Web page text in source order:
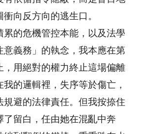
向反方向的逃生口。
累的危機管控本能，以及法學
意義務」的執念，我本應在第
，用絕對的權力終止這場偏離
的邏輯裡，失序等於傷亡，
規避的法律責任。但我按捺住
了留白，任由她在混亂中奔